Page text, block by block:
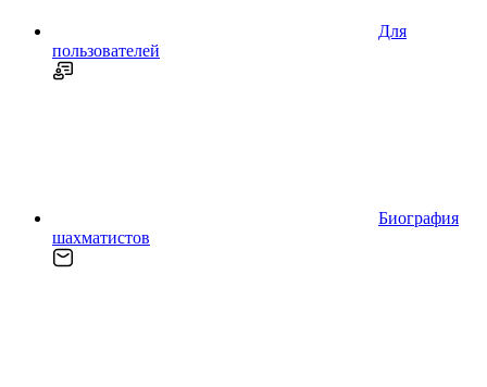
Для
пользователей
Биография
шахматистов